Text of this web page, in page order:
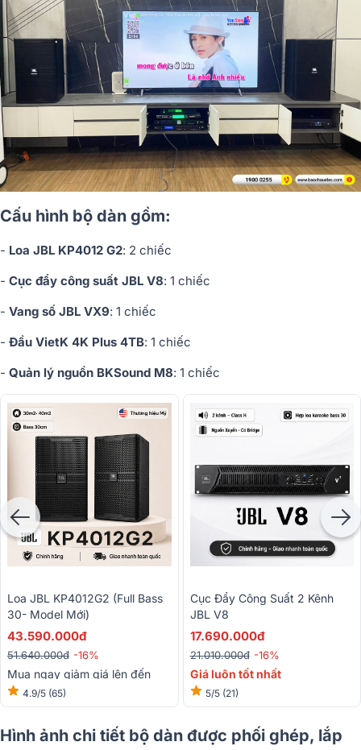
Cấu hình bộ dàn gồm:
- Loa JBL KP4012 G2: 2 chiếc
- Cục đẩy công suất JBL V8: 1 chiếc
- Vang số JBL VX9: 1 chiếc
- Đầu VietK 4K Plus 4TB: 1 chiếc
- Quản lý nguồn BKSound M8: 1 chiếc
Loa JBL KP4012G2 (full Bass
30- Model Mới)
43.590.000đ
51.640.000đ -16%
Mua ngay giảm giá lên đến
15%4.9/5 (65)
Cục Đẩy Công Suất 2 Kênh
JBL V8
17.690.000đ
21.010.000đ -16%
Giá luôn tốt nhất
5/5 (21)
Hình ảnh chi tiết bộ dàn được phối ghép, lắp